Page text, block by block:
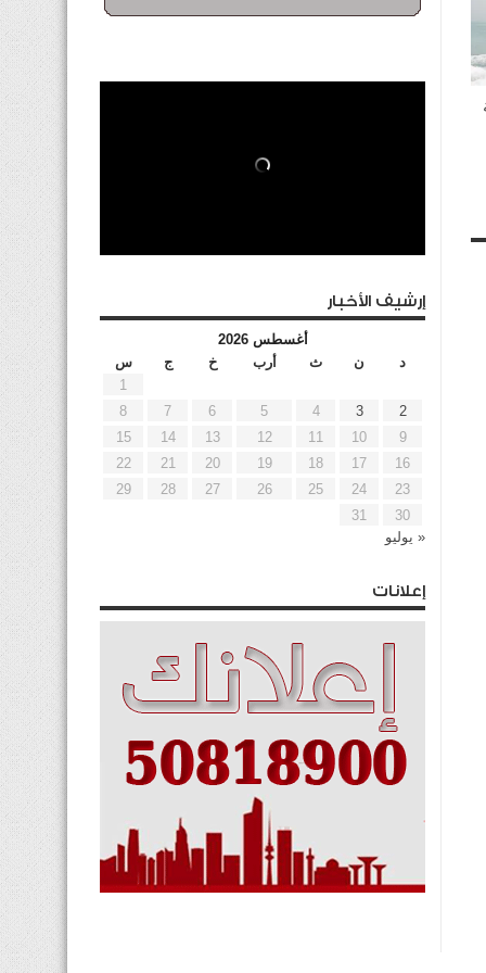
إرشيف الأخبار
أغسطس 2026
د
ن ث أرب خ ج
س
1
2
3
4
5
6
7
8
9
10
11
12
13
14
15
16
17
18
19
20
21
22
23
24
25
26
27
28
29
30
31
« يوليو
إعلانات